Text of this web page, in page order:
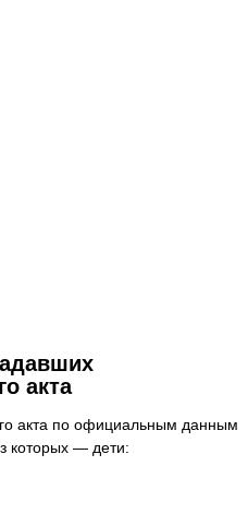
акта
акта по официальным данным
которых — дети: